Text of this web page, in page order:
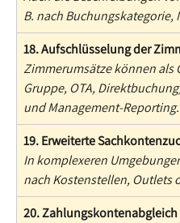
B. nach
18. Aufschlüsselung der
Zimmerumsätze können als
Gruppe, OTA,
und Management-Reporting.
19. Erweiterte
In komplexeren
nach Kostenstellen, Outlets
20.